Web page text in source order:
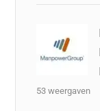
53 weergaven